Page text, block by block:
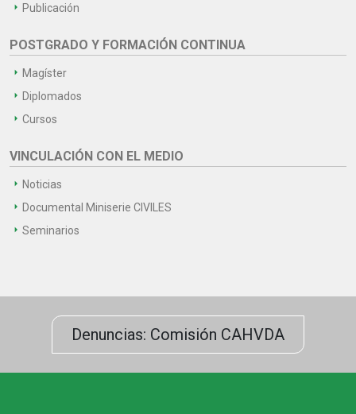
Publicación
POSTGRADO Y FORMACIÓN CONTINUA
Magíster
Diplomados
Cursos
VINCULACIÓN CON EL MEDIO
Noticias
Documental Miniserie CIVILES
Seminarios
Denuncias: Comisión CAHVDA